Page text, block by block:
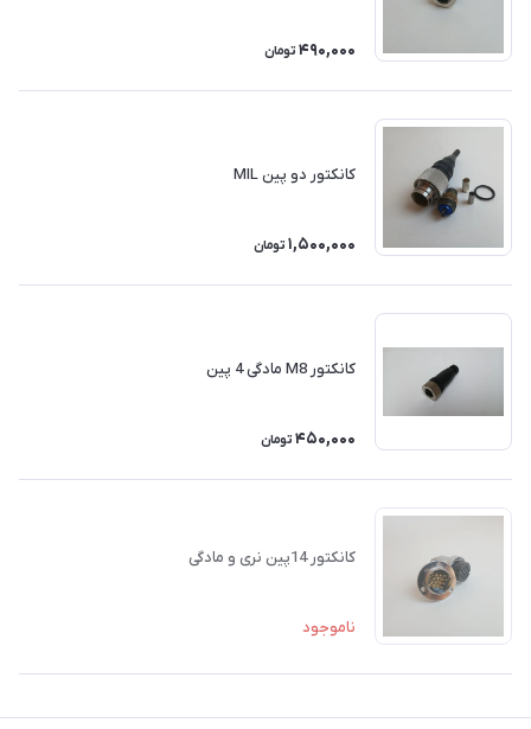
490,000 تومان
کانکتور دو پین MIL
1,500,000 تومان
کانکتور M8 مادگی 4 پین
450,000 تومان
کانکتور 14پین نری و مادگی
ناموجود